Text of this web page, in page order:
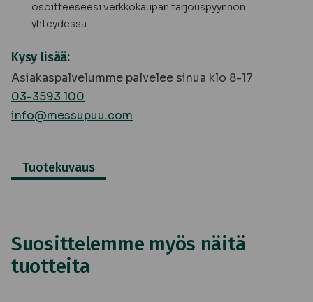
osoitteeseesi verkkokaupan tarjouspyynnön
yhteydessä.
Kysy lisää:
Asiakaspalvelumme palvelee sinua klo 8-17
03-3593 100
info@messupuu.com
Tuotekuvaus
Suosittelemme myös näitä
tuotteita